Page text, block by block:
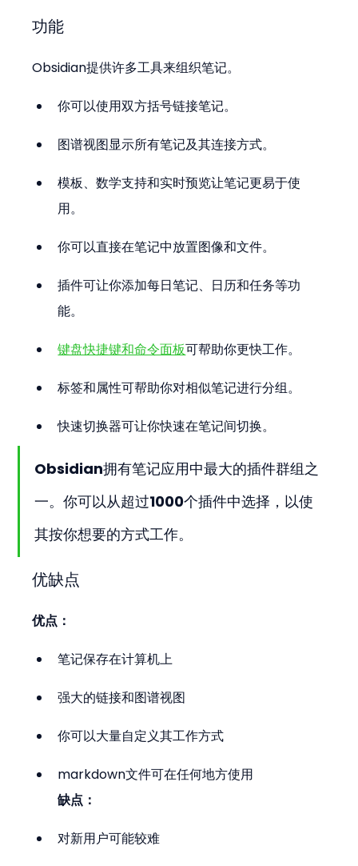
功能
Obsidian提供许多工具来组织笔记。
你可以使用双方括号链接笔记。
图谱视图显示所有笔记及其连接方式。
模板、数学支持和实时预览让笔记更易于使
用。
你可以直接在笔记中放置图像和文件。
插件可让你添加每日笔记、日历和任务等功
能。
键盘快捷键和命令面板可帮助你更快工作。
标签和属性可帮助你对相似笔记进行分组。
快速切换器可让你快速在笔记间切换。
Obsidian拥有笔记应用中最大的插件群组之
一。你可以从超过1000个插件中选择，以使
其按你想要的方式工作。
优缺点
优点：
笔记保存在计算机上
强大的链接和图谱视图
你可以大量自定义其工作方式
markdown文件可在任何地方使用
缺点：
对新用户可能较难